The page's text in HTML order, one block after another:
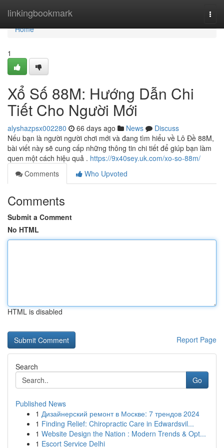
linkingbookmark
Home
Home
1
Xổ Số 88M: Hướng Dẫn Chi
Tiết Cho Người Mới
alyshazpsx002280 66 days ago News
Discuss
Nếu bạn là người người chơi mới và đang tìm hiểu về Lô Đề 88M,
bài viết này sẽ cung cấp những thông tin chi tiết để giúp bạn làm
quen một cách hiệu quả . https://9x40sey.uk.com/xo-so-88m/
Comments
Who Upvoted
Comments
Submit a Comment
No HTML
HTML is disabled
Report Page
Search
Go
Published News
1 Дизайнерский ремонт в Москве: 7 трендов 2024
1 Finding Relief: Chiropractic Care in Edwardsvil...
1 Website Design the Nation : Modern Trends & Opt...
1 Escort Service Delhi